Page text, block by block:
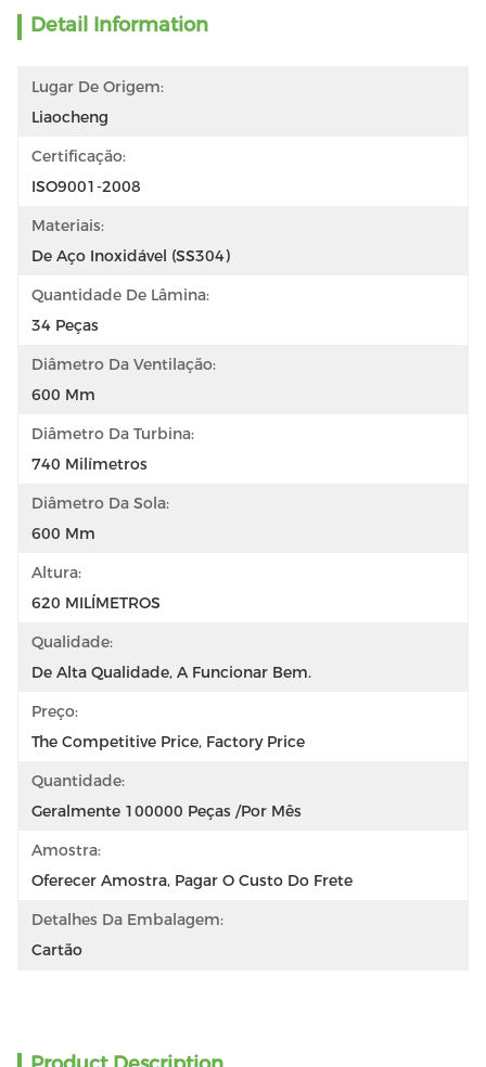
Detail Information
Lugar De Origem:
Liaocheng
Certificação:
ISO9001-2008
Materiais:
De Aço Inoxidável (SS304)
Quantidade De Lâmina:
34 Peças
Diâmetro Da Ventilação:
600 Mm
Diâmetro Da Turbina:
740 Milímetros
Diâmetro Da Sola:
600 Mm
Altura:
620 MILÍMETROS
Qualidade:
De Alta Qualidade, A Funcionar Bem.
Preço:
The Competitive Price, Factory Price
Quantidade:
Geralmente 100000 Peças /por Mês
Amostra:
Oferecer Amostra, Pagar O Custo Do Frete
Detalhes Da Embalagem:
Cartão